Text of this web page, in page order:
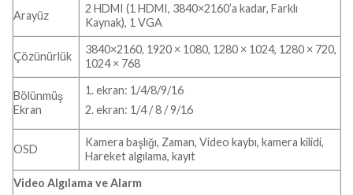
Arayüz
2 HDMI (1 HDMI, 3840×2160’a kadar, Farklı
Kaynak), 1 VGA
Çözünürlük
3840×2160, 1920 × 1080, 1280 × 1024, 1280 × 720,
1024 × 768
Bölünmüş
Ekran
1. ekran: 1/4/8/9/16
2. ekran: 1/4 / 8 / 9/16
OSD
Kamera başlığı, Zaman, Video kaybı, kamera kilidi,
Hareket algılama, kayıt
Video Algılama ve Alarm